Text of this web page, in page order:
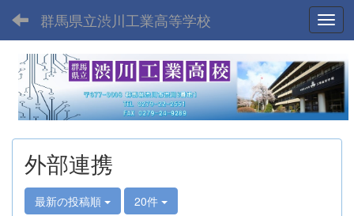
群馬県立渋川工業高等学校
外部連携
最新の投稿順 20件